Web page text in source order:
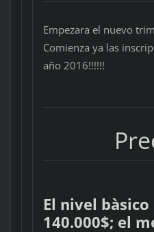
Empezara el nuevo
Comienza ya las
año 2016!!!!!!
El nivel
140.000$; el